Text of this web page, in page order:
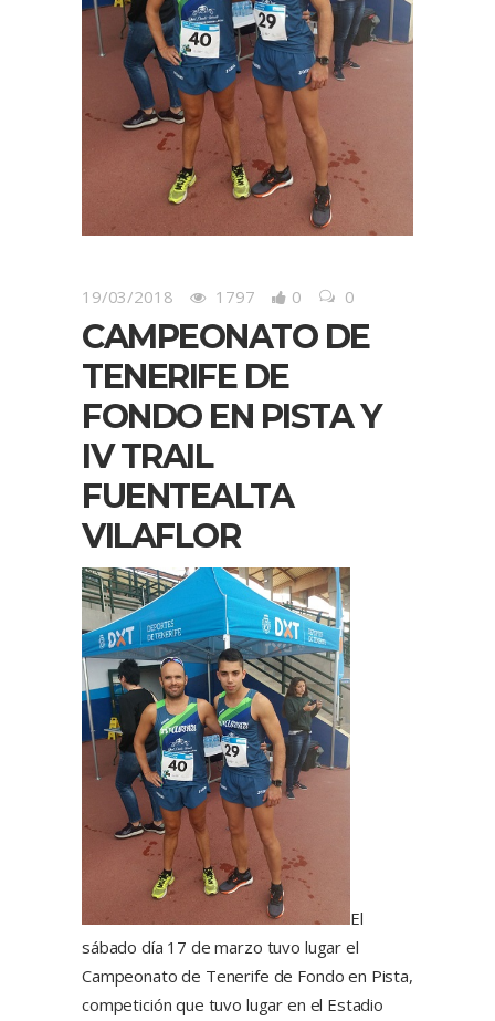
19/03/2018 1797 0 0
CAMPEONATO DE
TENERIFE DE
FONDO EN PISTA Y
IV TRAIL
FUENTEALTA
VILAFLOR
El
sábado día 17 de marzo tuvo lugar el
Campeonato de Tenerife de Fondo en Pista,
competición que tuvo lugar en el Estadio